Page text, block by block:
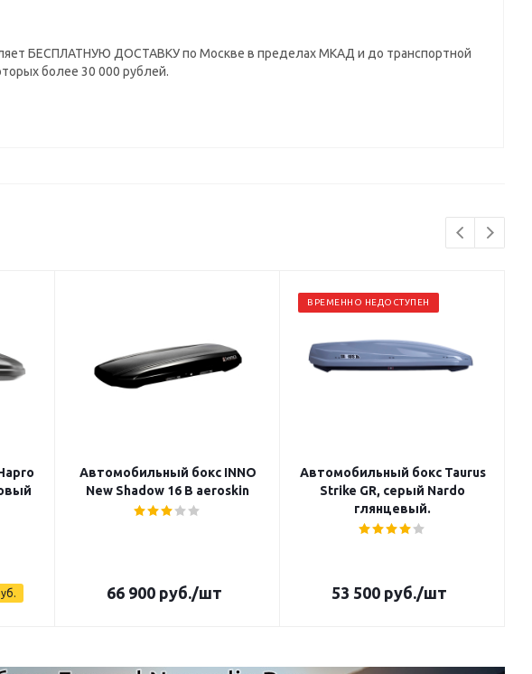
БЕСПЛАТНУЮ ДОСТАВКУ по Москве в пределах МКАД и до транспортной
более 30 000 рублей.
Автомобильный бокс INNO
New Shadow 16 B aeroskin
66 900 руб./шт
ВРЕМЕННО НЕДОСТУПЕН
Автомобильный бокс Taurus
Strike GR, серый Nardo
глянцевый.
53 500 руб./шт